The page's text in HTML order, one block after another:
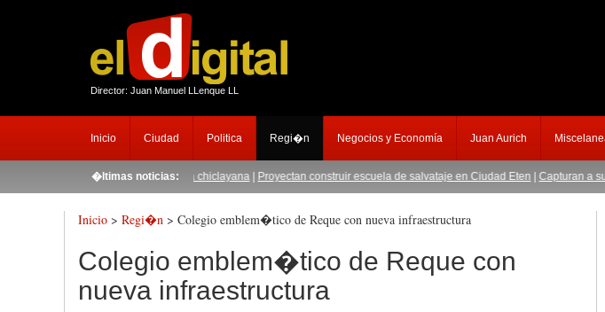
Director: Juan Manuel LLenque LL
Inicio Ciudad Politica Regi�n Negocios y Economía Juan Aurich
�ltimas noticias:
el nuevo gerente de comuna chiclayana|Proyectan construir escuela de salvataje en Ciudad Eten|Capturan a sujeto
Inicio > Regi�n > Colegio emblem�tico de Reque con nueva infraestructura
Colegio emblem�tico de Reque con
nueva infraestructura